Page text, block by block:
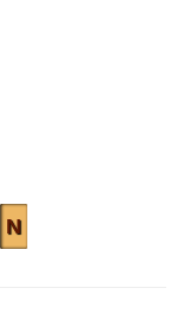
N